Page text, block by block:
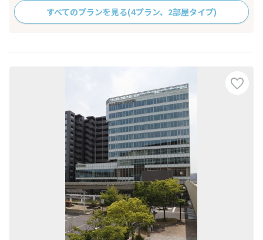
すべてのプランを見る(4プラン、2部屋タイプ)